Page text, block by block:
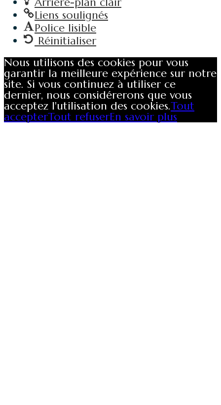
Liens soulignés
Police lisible
Réinitialiser
Nous utilisons des cookies pour vous
garantir la meilleure expérience sur notre
site. Si vous continuez à utiliser ce
dernier, nous considérerons que vous
acceptez l'utilisation des cookies.Tout
accepterTout refuserEn savoir plus